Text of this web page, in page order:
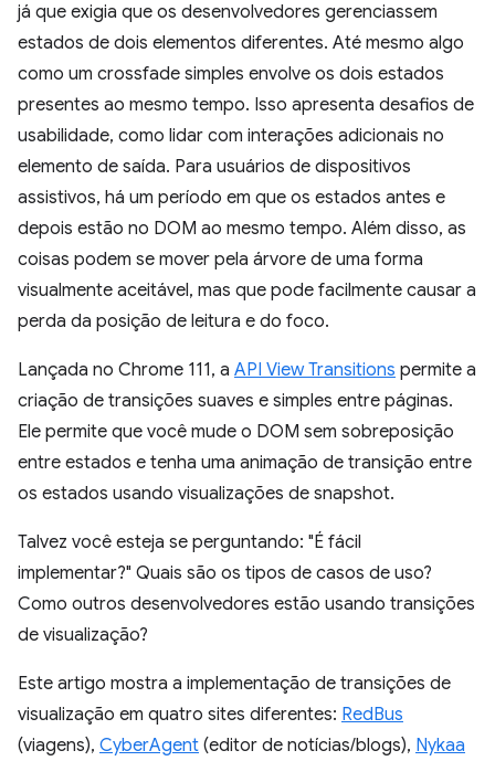
já que exigia que os desenvolvedores gerenciassem
estados de dois elementos diferentes. Até mesmo algo
como um crossfade simples envolve os dois estados
presentes ao mesmo tempo. Isso apresenta desafios de
usabilidade, como lidar com interações adicionais no
elemento de saída. Para usuários de dispositivos
assistivos, há um período em que os estados antes e
depois estão no DOM ao mesmo tempo. Além disso, as
coisas podem se mover pela árvore de uma forma
visualmente aceitável, mas que pode facilmente causar a
perda da posição de leitura e do foco.
Lançada no Chrome 111, a API View Transitions permite a
criação de transições suaves e simples entre páginas.
Ele permite que você mude o DOM sem sobreposição
entre estados e tenha uma animação de transição entre
os estados usando visualizações de snapshot.
Talvez você esteja se perguntando: "É fácil
implementar?" Quais são os tipos de casos de uso?
Como outros desenvolvedores estão usando transições
de visualização?
Este artigo mostra a implementação de transições de
visualização em quatro sites diferentes: RedBus
(viagens), CyberAgent (editor de notícias/blogs), Nykaa